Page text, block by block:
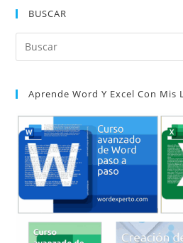
(opcional)
BUSCAR
Aprende Word Y Excel Con Mis